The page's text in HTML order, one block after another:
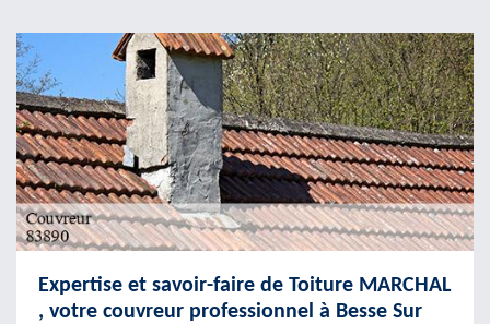
Expertise et savoir-faire de Toiture MARCHAL
, votre couvreur professionnel à Besse Sur